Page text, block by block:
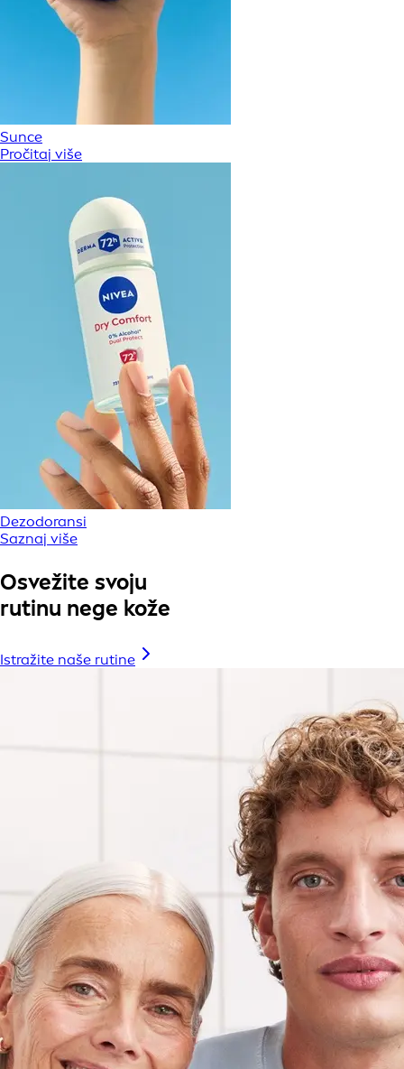
Sunce
Pročitaj više
Dezodoransi
Saznaj više
Osvežite svoju
rutinu nege kože
Istražite naše rutine